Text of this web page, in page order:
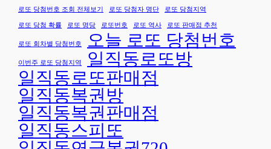
로또 당첨번호 조회 전체보기 로또 당첨자 명단 로또 당첨지역
로또 당첨 확률 로또 명당 로또번호 로또 역사 로또 판매점 추천
로또 회차별 당첨번호 오늘 로또 당첨번호
이번주 로또 당첨지역
일직동로또방
일직동로또판매점
일직동복권방
일직동복권판매점
일직동스피또